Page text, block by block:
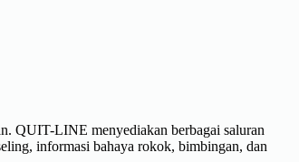
QUIT-LINE menyediakan berbagai saluran
informasi bahaya rokok, bimbingan, dan